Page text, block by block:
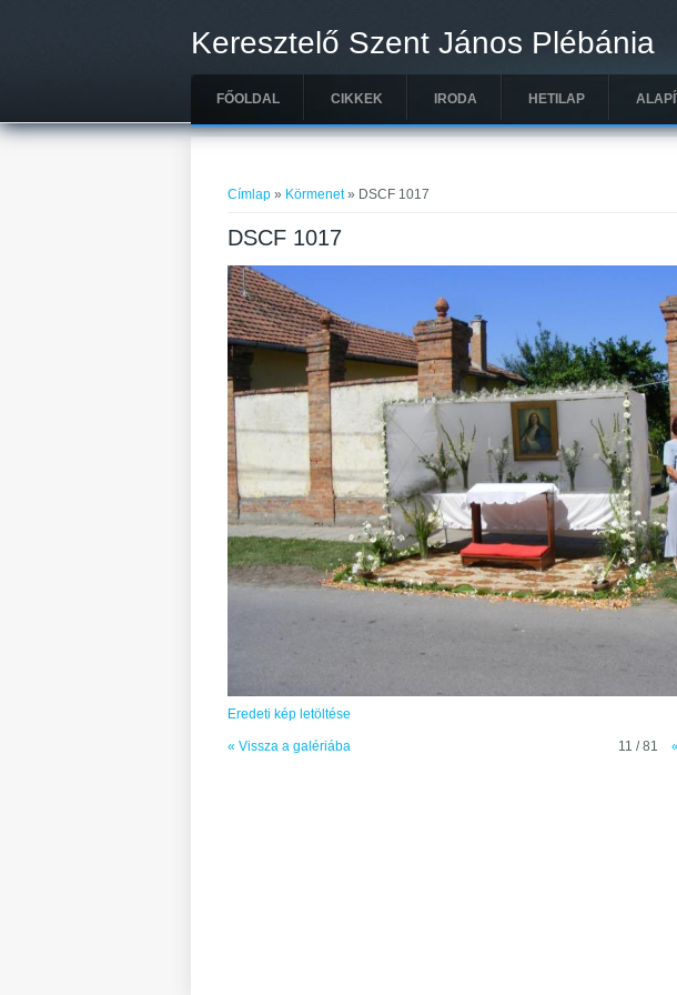
Keresztelő Szent János Plébánia
FŐOLDAL CIKKEK IRODA HETILAP
Címlap » Körmenet» DSCF 1017
DSCF 1017
Eredeti kép letöltése
« Vissza a galériába 11 / 81